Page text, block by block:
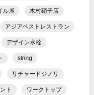
ル展 木村硝子店
アジアベストレストラン
デザイン水栓
string
リチャードジノリ
ト ワークトップ